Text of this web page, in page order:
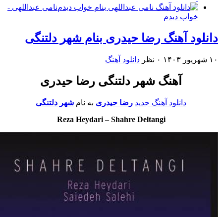
نامی عبداللهی -
خواب دیدم
آهنگ رضا حیدری بنام شهر دلتنگی
۰ نظر دانلود آهنگ
آهنگ شهر دلتنگی رضا حیدری
دانلود آهنگ جدید رضا حیدریبه نام شهر دلتنگی
Reza Heydari–Shahre Deltangi